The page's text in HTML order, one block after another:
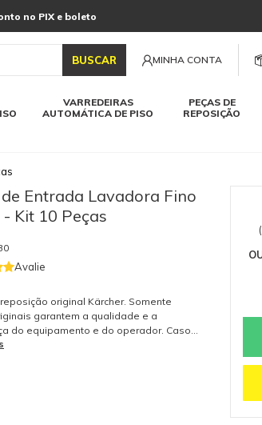
no PIX e boleto
BUSCAR MINHA CONTA
VARREDEIRAS
AUTOMÁTICA DE PISO
PEÇAS DE
REPOSIÇÃO
Entrada Lavadora Fino
Kit 10 Peças
Avalie
original Kärcher. Somente
garantem a qualidade e a
do equipamento e do operador. Caso
consulte-nos: (19) 99768-0711. Itens